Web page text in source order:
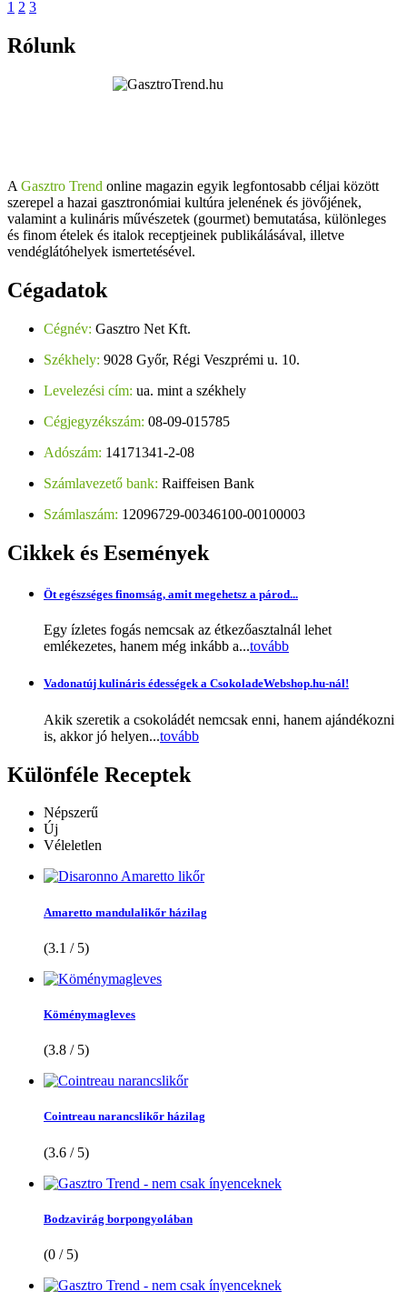
1 2 3
Rólunk
A Gasztro Trend online magazin egyik legfontosabb céljai között
szerepel a hazai gasztronómiai kultúra jelenének és jövőjének,
valamint a kulináris művészetek (gourmet) bemutatása, különleges
és finom ételek és italok receptjeinek publikálásával, illetve
vendéglátóhelyek ismertetésével.
Cégadatok
Cégnév: Gasztro Net Kft.
Székhely: 9028 Győr, Régi Veszprémi u. 10.
Levelezési cím: ua. mint a székhely
Cégjegyzékszám: 08-09-015785
Adószám: 14171341-2-08
Számlavezető bank: Raiffeisen Bank
Számlaszám: 12096729-00346100-00100003
Cikkek és Események
Öt egészséges finomság, amit megehetsz a párod...
Egy ízletes fogás nemcsak az étkezőasztalnál lehet
emlékezetes, hanem még inkább a...tovább
Vadonatúj kulináris édességek a CsokoladeWebshop.hu-nál!
Akik szeretik a csokoládét nemcsak enni, hanem ajándékozni
is, akkor jó helyen...tovább
Különféle Receptek
Népszerű
Új
Véleletlen
Amaretto mandulalikőr házilag
(3.1 / 5)
Köménymagleves
(3.8 / 5)
Cointreau narancslikőr házilag
(3.6 / 5)
Bodzavirág borpongyolában
(0 / 5)